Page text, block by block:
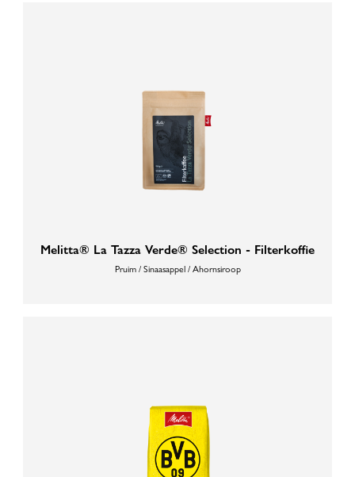
Melitta® La Tazza Verde® Selection - Filterkoffie
Pruim / Sinaasappel / Ahornsiroop